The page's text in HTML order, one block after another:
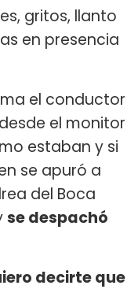
gritos, llanto
en presencia
el conductor
el monitor
estaban y si
se apuró a
del Boca
se despachó
decirte que